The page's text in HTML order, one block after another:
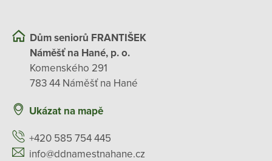
Dům seniorů FRANTIŠEK
Náměšť na Hané, p. o.
Komenského 291
783 44 Náměšť na Hané
Ukázat na mapě
+420 585 754 445
info@ddnamestnahane.cz